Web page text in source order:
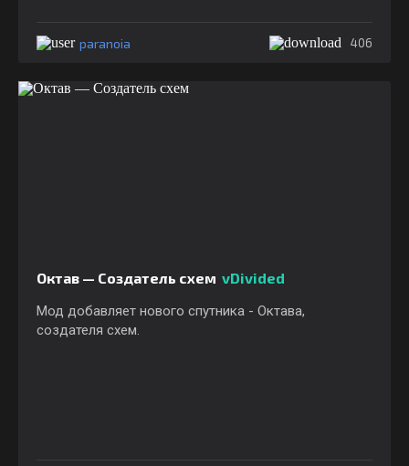
paranoia 406
Октав — Создатель схем vDivided
Мод добавляет нового спутника - Октава,
создателя схем.